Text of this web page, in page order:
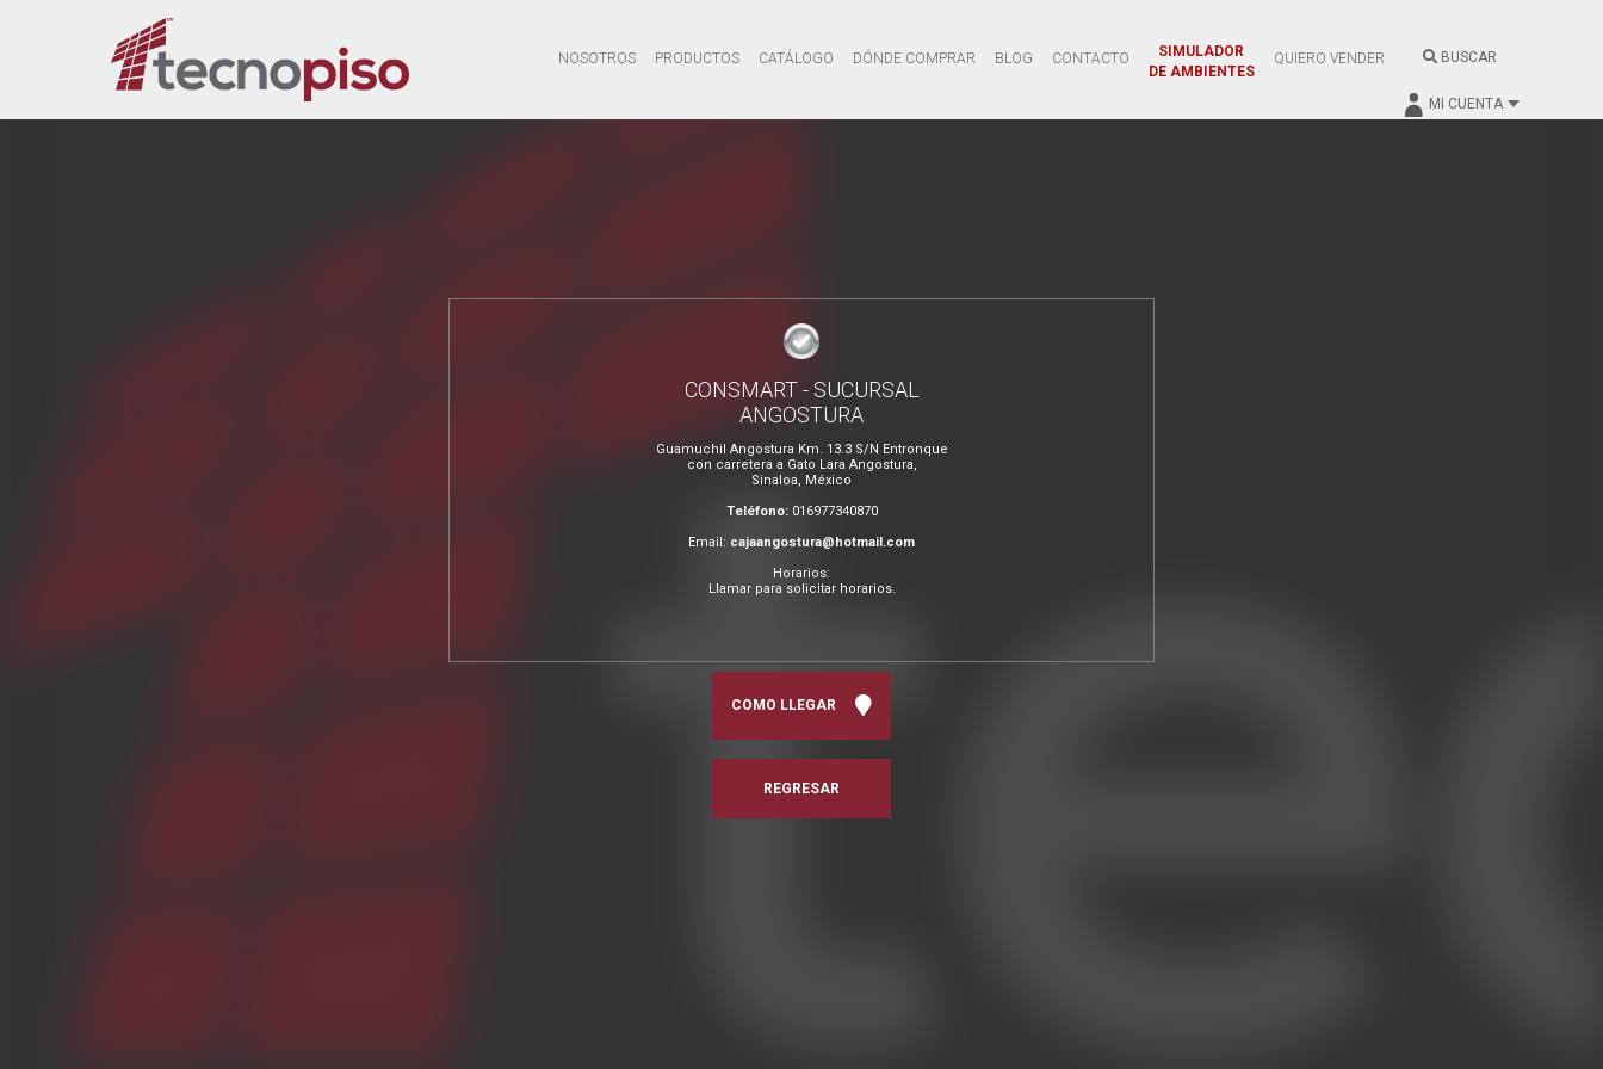
NOSOTROS PRODUCTOS CATÁLOGO DÓNDE COMPRAR BLOG CONTACTO
SIMULADOR
DE AMBIENTES
QUIERO VENDER BUSCAR
MI CUENTA
CONSMART - SUCURSAL
ANGOSTURA
Guamuchil Angostura Km. 13.3 S/N Entronque
con carretera a Gato Lara Angostura,
Sinaloa, México
Teléfono: 016977340870
Email: cajaangostura@hotmail.com
Horarios:
Llamar para solicitar horarios.
COMO LLEGAR
REGRESAR